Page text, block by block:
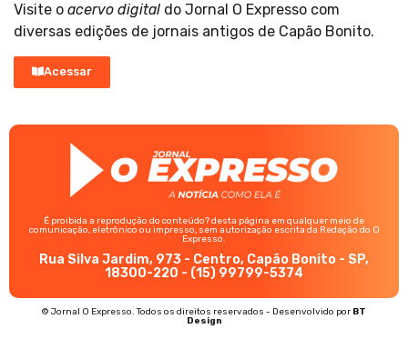
Visite o acervo digital do Jornal O Expresso com
diversas edições de jornais antigos de Capão Bonito.
Acessar
É proibida a reprodução do conteúdo? desta página em qualquer meio de
comunicação, eletrônico ou impresso, sem autorização escrita da Redação do O
Expresso.
Rua Silva Jardim, 973 - Centro, Capão Bonito - SP,
18300-220 - (15) 99799-5374
© Jornal O Expresso. Todos os direitos reservados - Desenvolvido por BT
Design